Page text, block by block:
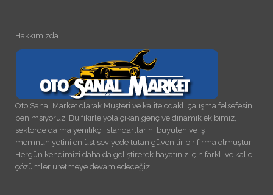
Hakkımızda
Oto Sanal Market olarak Müşteri ve kalite odaklı çalışma felsefesini
benimsiyoruz. Bu fikirle yola çıkan genç ve dinamik ekibimiz,
sektörde daima yenilikçi, standartlarını büyüten ve iş
memnuniyetini en üst seviyede tutan güvenilir bir firma olmuştur.
Hergün kendimizi daha da geliştirerek hayatınız için farklı ve kalıcı
çözümler üretmeye devam edeceğiz...